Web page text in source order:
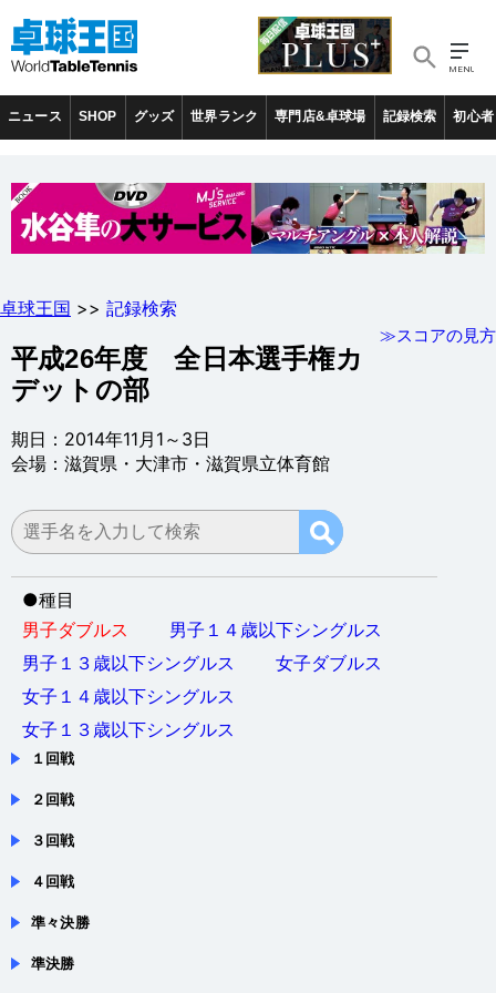
ニュース SHOP グッズ 世界ランク 専門店&卓球場 記録検索 初心者
卓球王国 >> 記録検索
≫スコアの見方
平成26年度 全日本選手権カ
デットの部
期日：2014年11月1～3日
会場：滋賀県・大津市・滋賀県立体育館
●種目
男子ダブルス
男子１４歳以下シングルス
男子１３歳以下シングルス
女子ダブルス
女子１４歳以下シングルス
女子１３歳以下シングルス
１回戦
２回戦
３回戦
４回戦
準々決勝
準決勝